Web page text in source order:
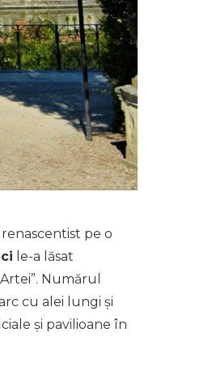
pe o
le-a lăsat
Numărul
cu alei lungi și
și pavilioane în